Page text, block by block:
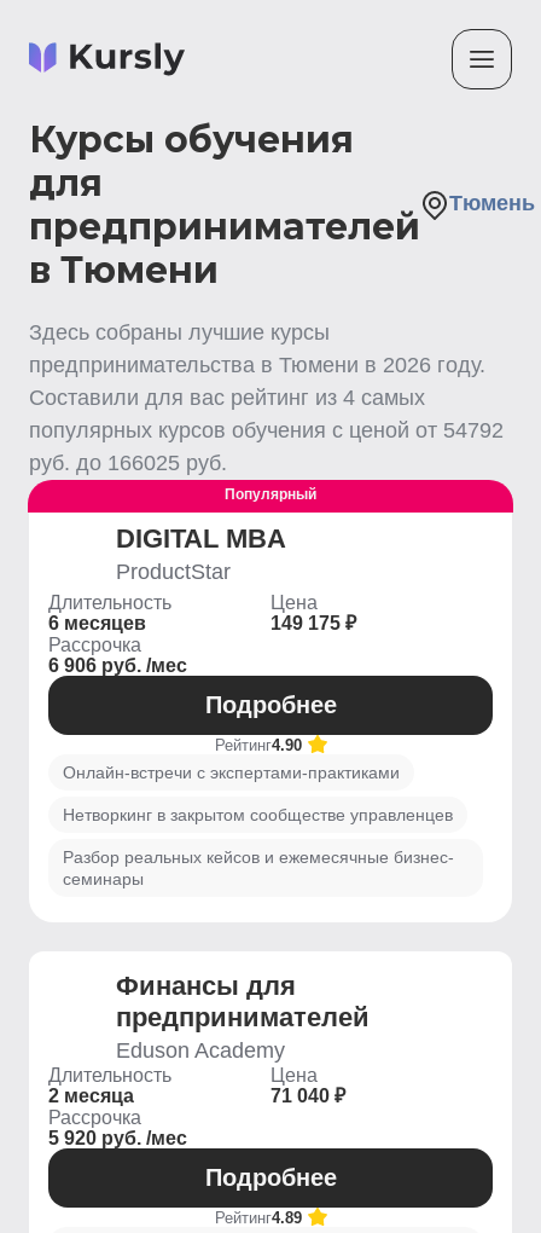
Курсы обучения
для
предпринимателей
в Тюмени
Тюмень
Здесь собраны лучшие курсы
предпринимательства в Тюмени в 2026 году.
Составили для вас рейтинг из 4 самых
популярных курсов обучения с ценой от 54792
руб. до 166025 руб.
Популярный
DIGITAL MBA
ProductStar
Длительность
6 месяцев
Цена
149 175 ₽
Рассрочка
6 906 руб. /мес
Подробнее
Рейтинг4.90
Онлайн-встречи с экспертами-практиками
Нетворкинг в закрытом сообществе управленцев
Разбор реальных кейсов и ежемесячные бизнес-
семинары
Финансы для
предпринимателей
Eduson Academy
Длительность
2 месяца
Цена
71 040 ₽
Рассрочка
5 920 руб. /мес
Подробнее
Рейтинг4.89